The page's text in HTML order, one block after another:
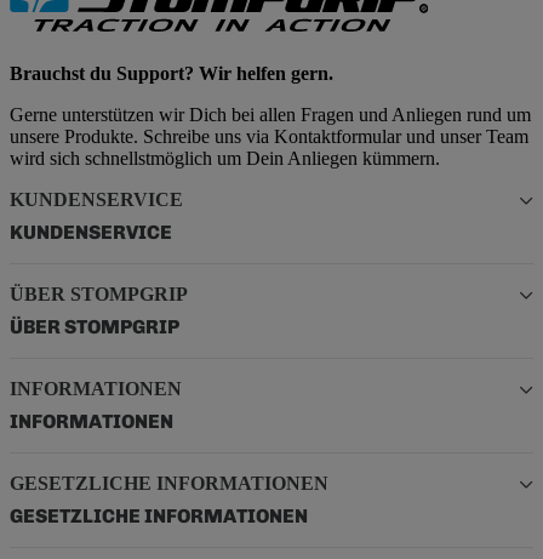
Brauchst du Support? Wir helfen gern.
Gerne unterstützen wir Dich bei allen Fragen und Anliegen rund um
unsere Produkte. Schreibe uns via Kontaktformular und unser Team
wird sich schnellstmöglich um Dein Anliegen kümmern.
KUNDENSERVICE
KUNDENSERVICE
ÜBER STOMPGRIP
ÜBER STOMPGRIP
INFORMATIONEN
INFORMATIONEN
GESETZLICHE INFORMATIONEN
GESETZLICHE INFORMATIONEN